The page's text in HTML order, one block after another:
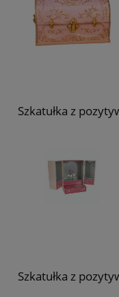
Szkatułka z
Szkatułka z